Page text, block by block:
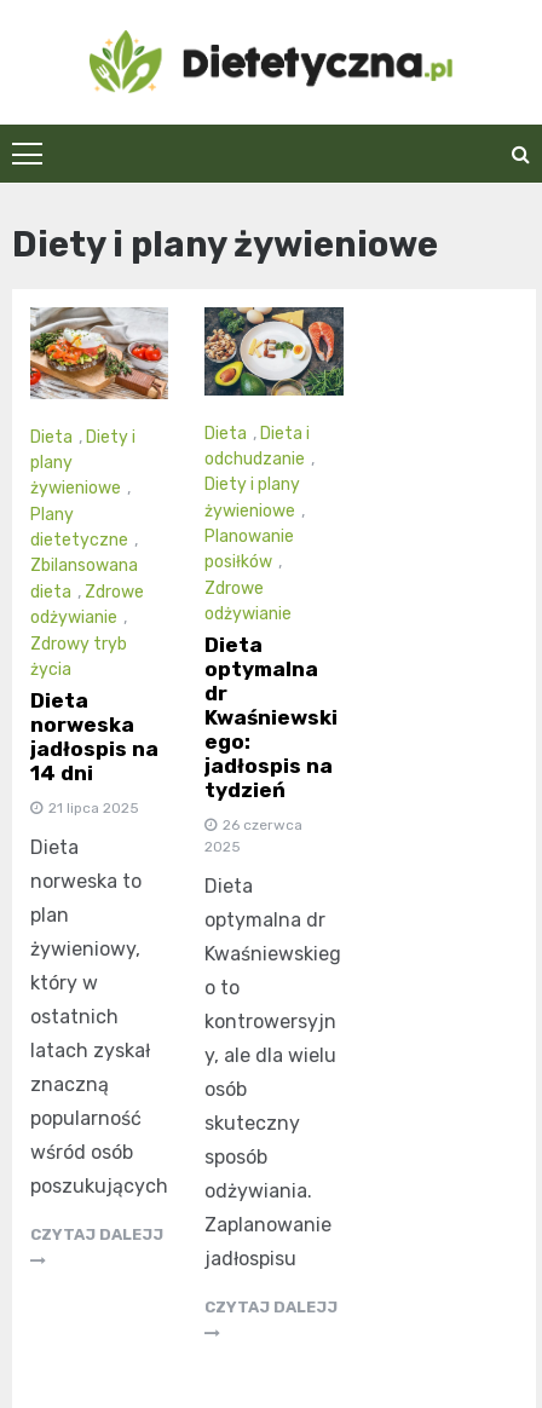
Dietetyczna.pl
Diety i plany żywieniowe
Dieta , Diety i
plany
żywieniowe ,
Plany
dietetyczne ,
Zbilansowana
dieta , Zdrowe
odżywianie ,
Zdrowy tryb
życia
Dieta
norweska
jadłospis na
14 dni
21 lipca 2025
Dieta
norweska to
plan
żywieniowy,
który w
ostatnich
latach zyskał
znaczną
popularność
wśród osób
poszukujących
CZYTAJ DALEJJ
Dieta , Dieta i
odchudzanie ,
Diety i plany
żywieniowe ,
Planowanie
posiłków ,
Zdrowe
odżywianie
Dieta
optymalna
dr
Kwaśniewski
ego:
jadłospis na
tydzień
26 czerwca
2025
Dieta
optymalna dr
Kwaśniewskieg
o to
kontrowersyjn
y, ale dla wielu
osób
skuteczny
sposób
odżywiania.
Zaplanowanie
jadłospisu
CZYTAJ DALEJJ